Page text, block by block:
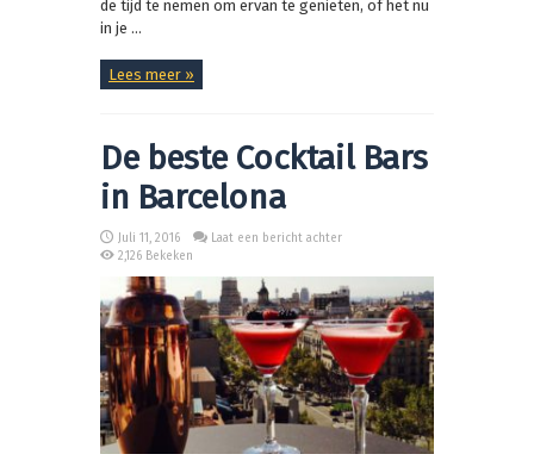
de tijd te nemen om ervan te genieten, of het nu
in je ...
Lees meer »
De beste Cocktail Bars
in Barcelona
Juli 11, 2016
Laat een bericht achter
2,126 Bekeken